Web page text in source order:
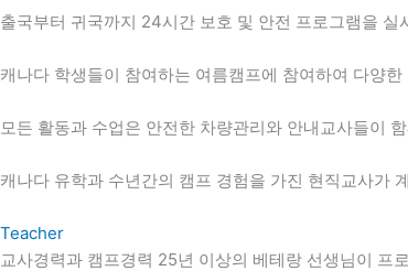
출국부터 귀국까지 24시간 보호 및 안전 프로그램을 실
캐나다 학생들이 참여하는 여름캠프에 참여하여 다양
모든 활동과 수업은 안전한 차량관리와 안내교사들이
캐나다 유학과 수년간의 캠프 경험을 가진 현직교사가
Teacher
교사경력과 캠프경력 25년 이상의 베테랑 선생님이 프